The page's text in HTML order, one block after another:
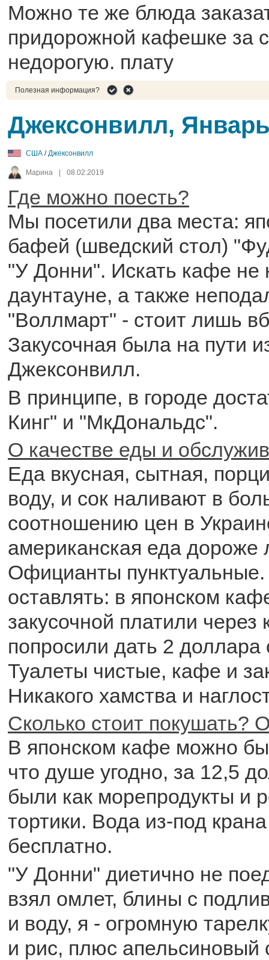
Можно те же блюда
придорожной кафешке за
недорогую. плату
Полезная информация?
Джексонвилл,
США /Джексонвилл
Марина 08.02.2019
Где можно поесть?
Мы посетили два места:
бафей (шведский стол)
"У Донни". Искать кафе не
даунтауне, а также
"Воллмарт" - стоит лишь
Закусочная была на пути
Джексонвилл.
В принципе, в городе
Кинг" и "МкДональдс".
О качестве еды и
Еда вкусная, сытная,
воду, и сок наливают в
соотношению цен в
американская еда дороже
Официанты
оставлять: в японском
закусочной платили через
попросили дать 2
Туалеты чистые, кафе и
Никакого хамства и
Сколько стоит покушать?
В японском кафе можно
что душе угодно, за 12,5
были как морепродукты и
тортики. Вода из-под
бесплатно.
"У Донни" диетично не
взял омлет, блины с
и воду, я - огромную
и рис, плюс апельсиновый